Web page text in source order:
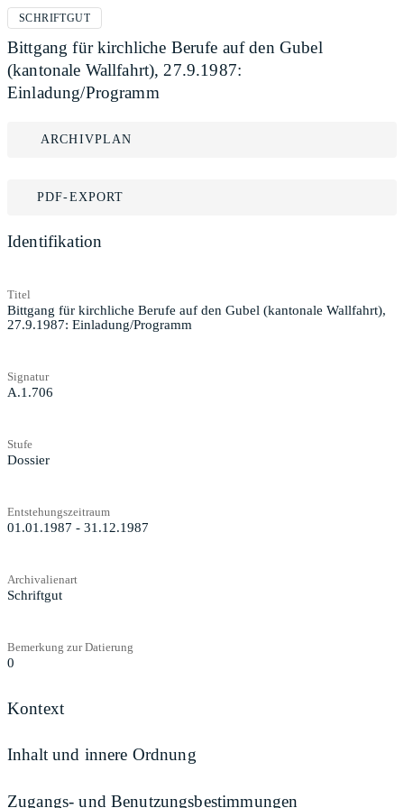
SCHRIFTGUT
Bittgang für kirchliche Berufe auf den Gubel
(kantonale Wallfahrt), 27.9.1987:
Einladung/Programm
ARCHIVPLAN
PDF-EXPORT
Identifikation
Titel
Bittgang für kirchliche Berufe auf den Gubel (kantonale Wallfahrt),
27.9.1987: Einladung/Programm
Signatur
A.1.706
Stufe
Dossier
Entstehungszeitraum
01.01.1987 - 31.12.1987
Archivalienart
Schriftgut
Bemerkung zur Datierung
0
Kontext
Inhalt und innere Ordnung
Zugangs- und Benutzungsbestimmungen